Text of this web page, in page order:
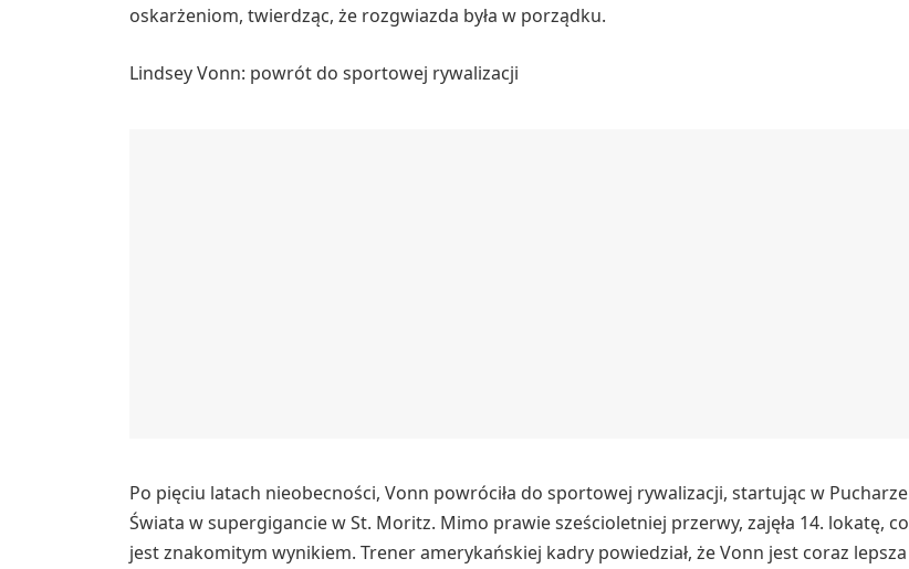
oskarżeniom, twierdząc, że rozgwiazda była w porządku.
Lindsey Vonn: powrót do sportowej rywalizacji
Po pięciu latach nieobecności, Vonn powróciła do sportowej rywalizacji, startując w Pucharze
Świata w supergigancie w St. Moritz. Mimo prawie sześcioletniej przerwy, zajęła 14. lokatę, co
jest znakomitym wynikiem. Trener amerykańskiej kadry powiedział, że Vonn jest coraz lepsza